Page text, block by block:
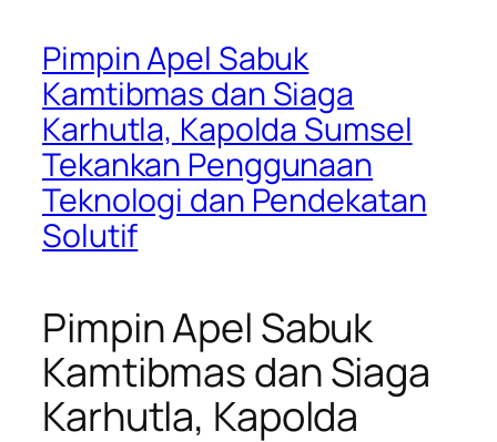
Pimpin Apel Sabuk
Kamtibmas dan Siaga
Karhutla, Kapolda Sumsel
Tekankan Penggunaan
Teknologi dan Pendekatan
Solutif
Pimpin Apel Sabuk
Kamtibmas dan Siaga
Karhutla, Kapolda